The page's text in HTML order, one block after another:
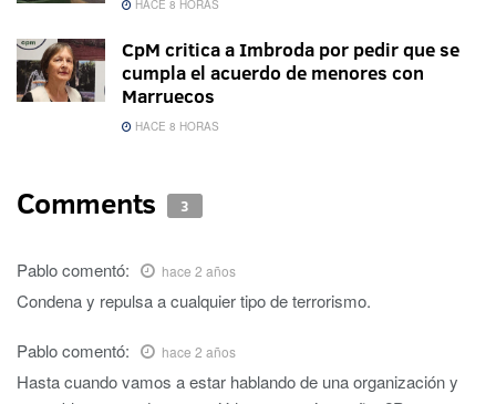
HACE 8 HORAS
CpM critica a Imbroda por pedir que se
cumpla el acuerdo de menores con
Marruecos
HACE 8 HORAS
Comments 3
Pablocomentó: hace 2 años
Condena y repulsa a cualquier tipo de terrorismo.
Pablocomentó: hace 2 años
Hasta cuando vamos a estar hablando de una organización y